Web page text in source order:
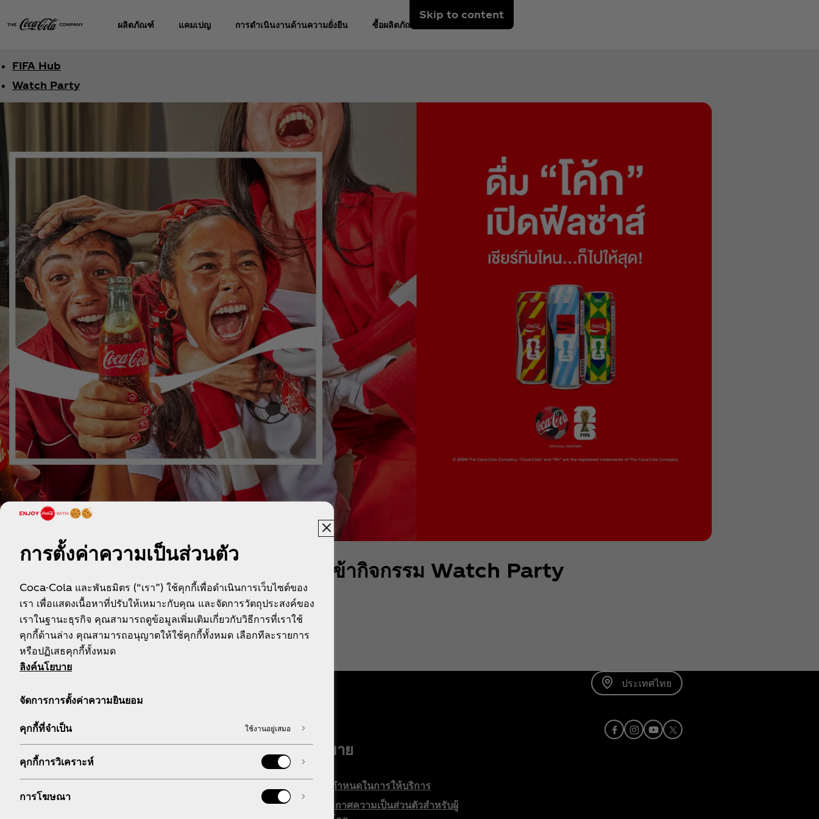
Skip to content
ผลิตภัณฑ์ แคมเปญ การดำเนินงานด้านความยั่งยืน ซื้อผลิตภัณฑ์
FIFA Hub
Watch Party
ประกาศรายชื่อผู้ได้รับสิทิ์เข้ากิจกรรม Watch Party
ประเทศไทย
เกี่ยวกับเรา
หากต้องการความช่วย
กฎหมาย
ข้อกำหนดในการให้บริการ
ประกาศความเป็นส่วนตัวสำหรับผู้
Facebook
Instagram
Youtube
X
การตั้งค่าความเป็นส่วนตัว
Coca-Cola และพันธมิตร (“เรา”) ใช้คุกกี้เพื่อดำเนินการเว็บไซต์ของ
เรา เพื่อแสดงเนื้อหาที่ปรับให้เหมาะกับคุณ และจัดการวัตถุประสงค์ของ
เราในฐานะธุรกิจ คุณสามารถดูข้อมูลเพิ่มเติมเกี่ยวกับวิธีการที่เราใช้
คุกกี้ด้านล่าง คุณสามารถอนุญาตให้ใช้คุกกี้ทั้งหมด เลือกทีละรายการ
หรือปฏิเสธคุกกี้ทั้งหมด
ลิงค์นโยบาย
จัดการการตั้งค่าความยินยอม
คุกกี้ที่จำเป็น ใช้งานอยู่เสมอ
คุกกี้การวิเคราะห์
การโฆษณา